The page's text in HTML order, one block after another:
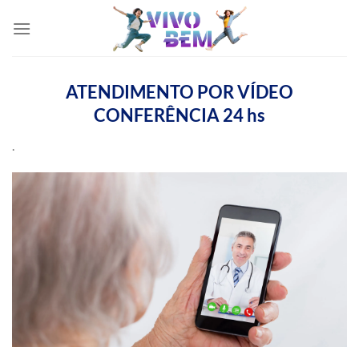
ATENDIMENTO POR VÍDEO
CONFERÊNCIA 24 hs
.